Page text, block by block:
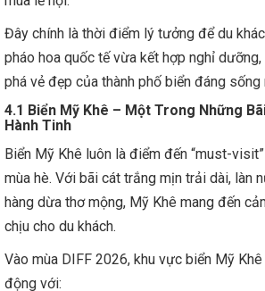
Đây chính là thời điểm lý tưởng để du
pháo hoa quốc tế vừa kết hợp nghỉ
phá vẻ đẹp của thành phố biển đáng sống
4.1 Biển Mỹ Khê – Một Trong Những
Hành Tinh
Biển Mỹ Khê luôn là điểm đến “must-
mùa hè. Với bãi cát trắng mịn trải dài, làn
hàng dừa thơ mộng, Mỹ Khê mang đến
chịu cho du khách.
Vào mùa DIFF 2026, khu vực biển Mỹ
động với: